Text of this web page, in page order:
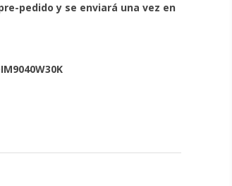
pedido y se enviará una vez en